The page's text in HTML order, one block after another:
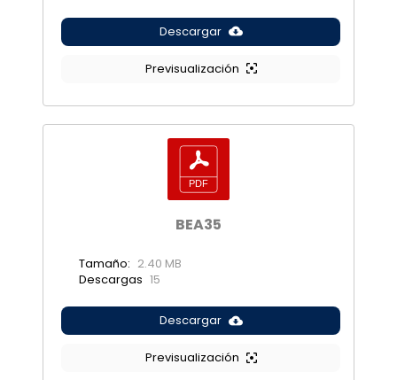
Descargar
Previsualización
BEA35
Tamaño: 2.40 MB
Descargas 15
Descargar
Previsualización